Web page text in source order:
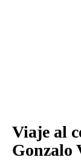
Viaje al
Gonzalo